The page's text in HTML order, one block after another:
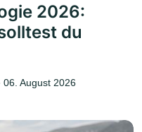
2026:
du
06. August 2026